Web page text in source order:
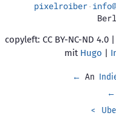
pixelroiber·
copyleft: CC BY-NC-ND
mit Hugo |
← An
←
<